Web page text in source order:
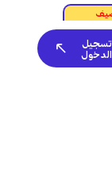
تسجيل
الدخول